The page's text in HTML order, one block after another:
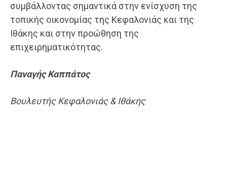
συμβάλλοντας σημαντικά στην ενίσχυση της
τοπικής οικονομίας της Κεφαλονιάς και της
Ιθάκης και στην προώθηση της
επιχειρηματικότητας.
ΠαναγήςΚαππάτος
Βουλευτής Κεφαλονιάς & Ιθάκης